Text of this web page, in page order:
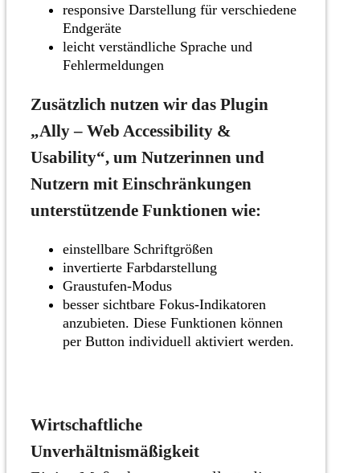
responsive Darstellung für verschiedene
Endgeräte
leicht verständliche Sprache und
Fehlermeldungen
Zusätzlich nutzen wir das Plugin
„Ally – Web Accessibility &
Usability“, um Nutzerinnen und
Nutzern mit Einschränkungen
unterstützende Funktionen wie:
einstellbare Schriftgrößen
invertierte Farbdarstellung
Graustufen-Modus
besser sichtbare Fokus-Indikatoren
anzubieten. Diese Funktionen können
per Button individuell aktiviert werden.
Wirtschaftliche
Unverhältnismäßigkeit